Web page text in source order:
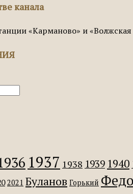
канала
«Карманово» и
1937 1938 1939 1940
2021 Буланов Горький